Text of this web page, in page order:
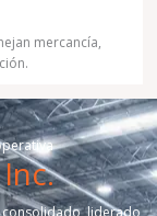
mercancía,